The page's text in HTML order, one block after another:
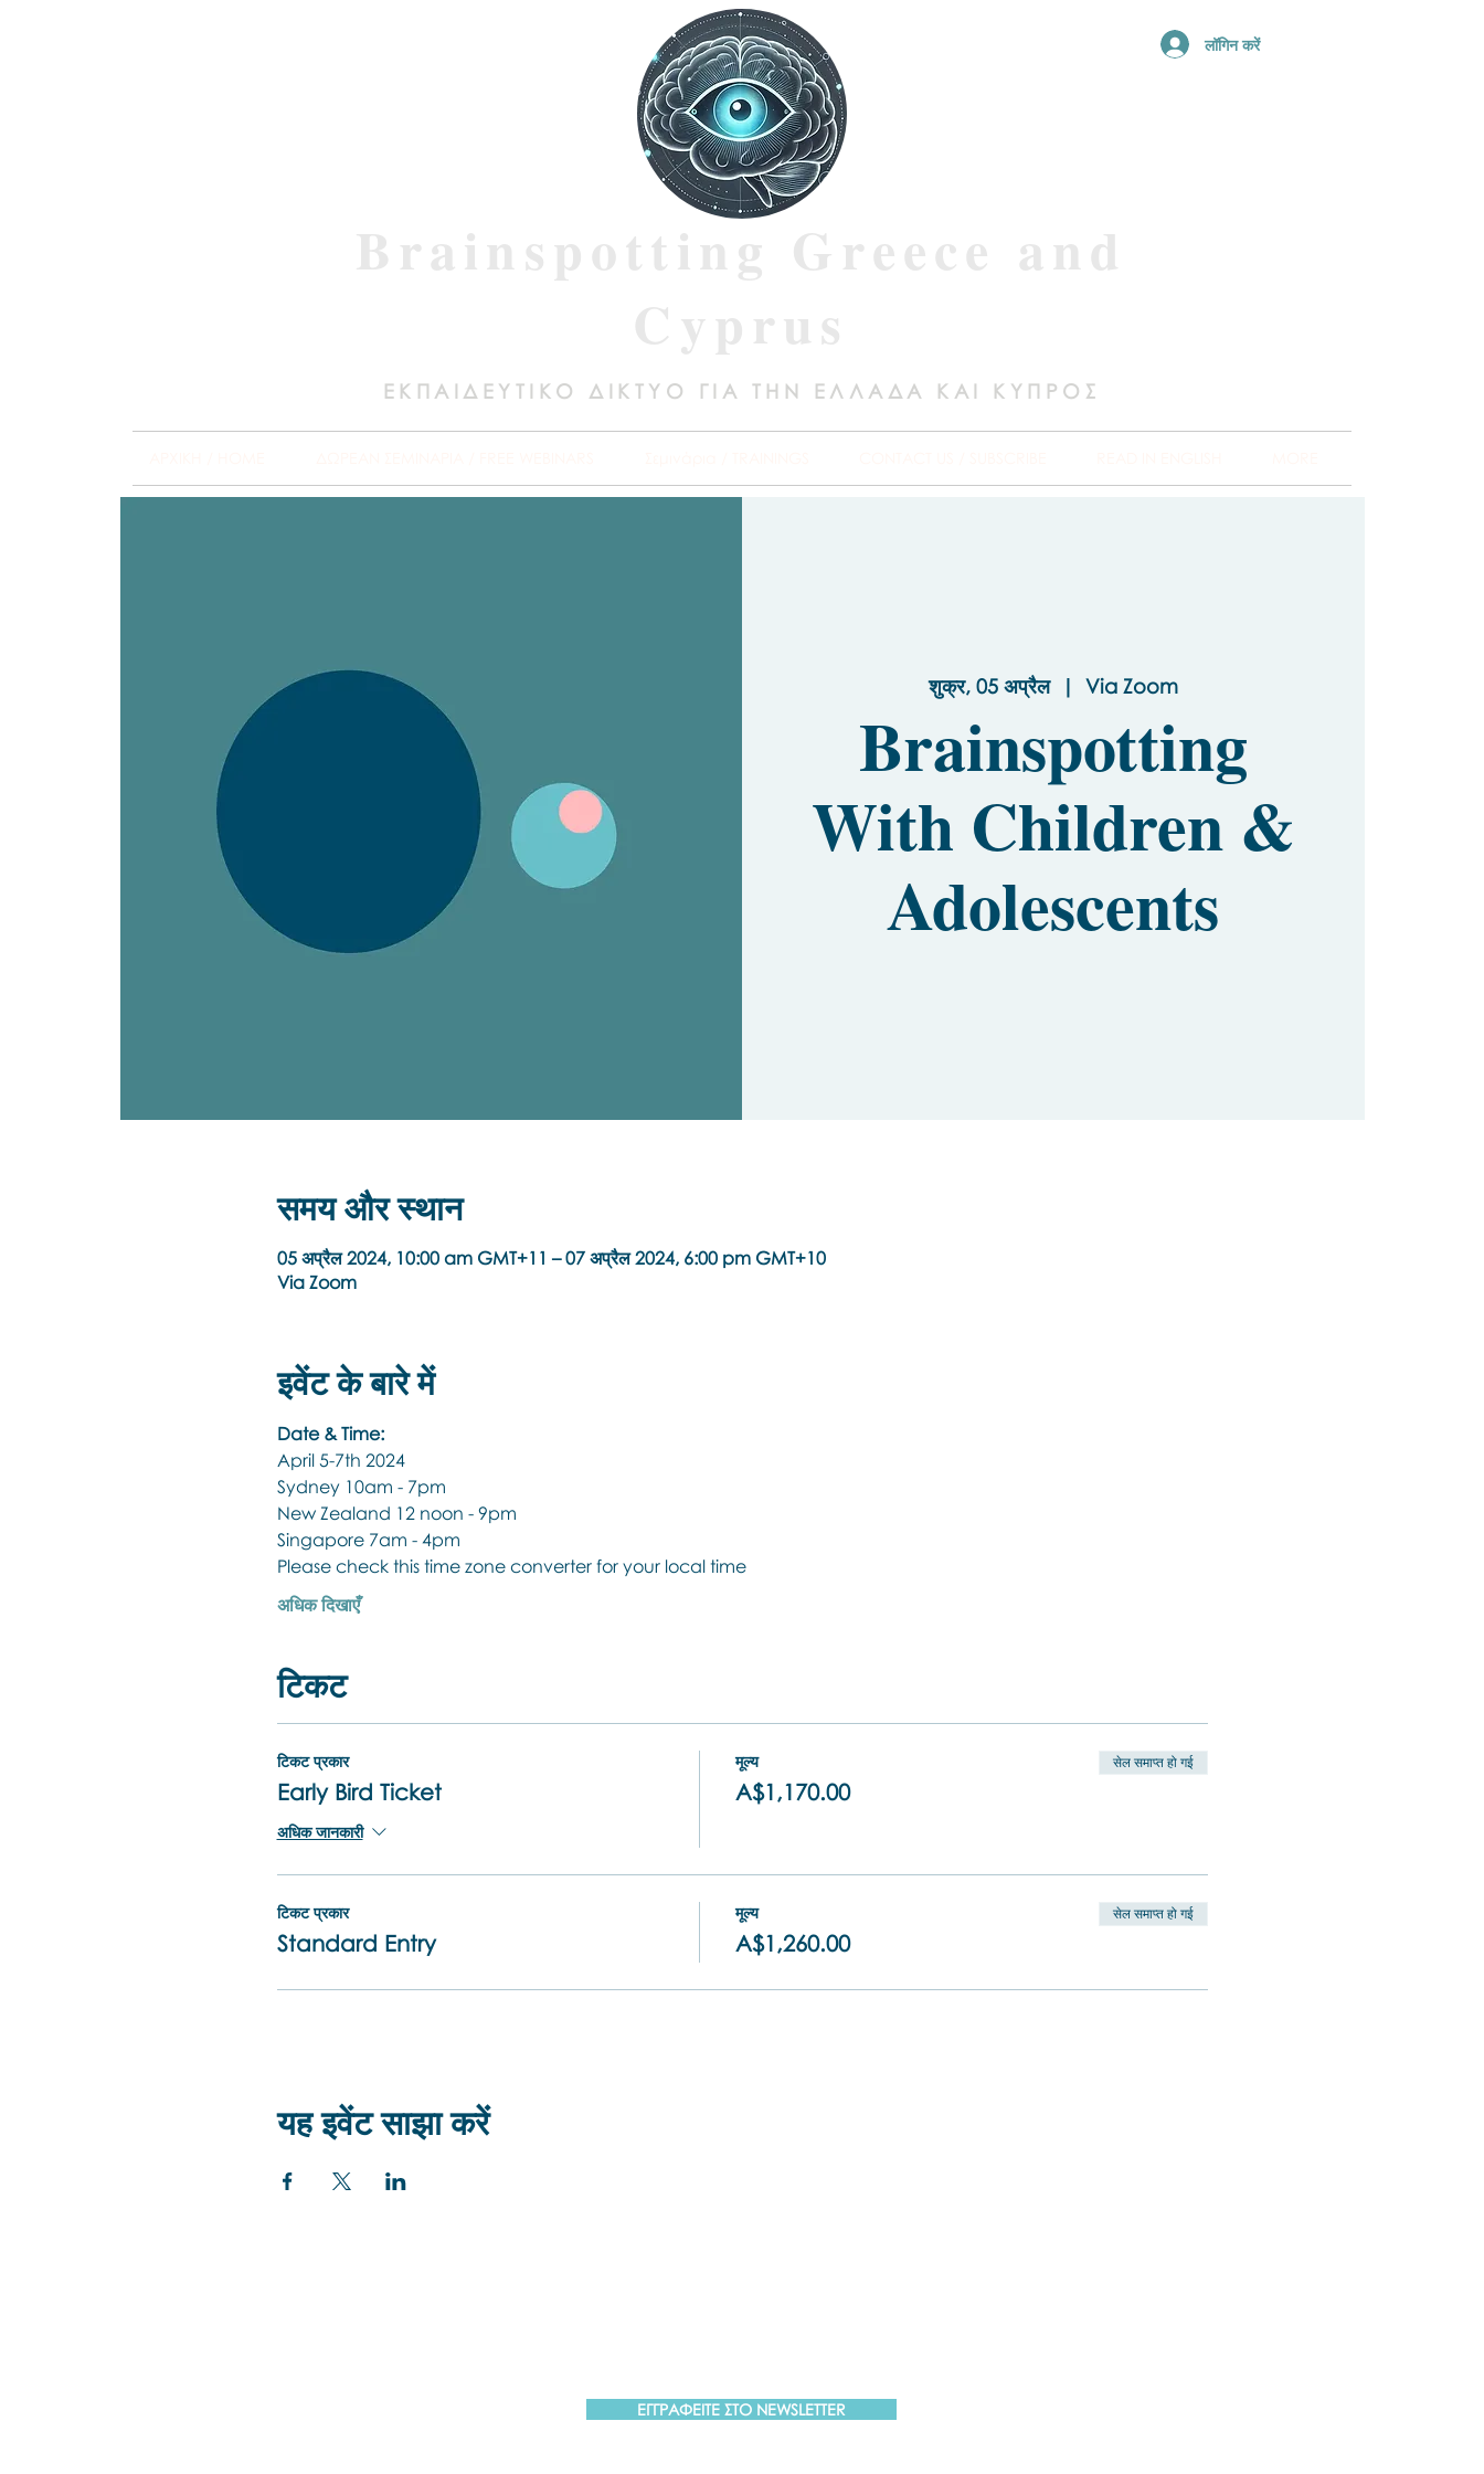
लॉगिन करें
ΕΚΠΑΙΔΕΥΤΙΚΟ ΔΙΚΤΥΟ ΓΙΑ ΤΗΝ ΕΛΛΑΔΑ ΚΑΙ ΚΥΠΡΟΣ
शुक्र, 05 अप्रैल
  |
Via Zoom
Brainspotting
With Children &
Adolescents
समय और स्थान
05 अप्रैल 2024, 10:00 am GMT+11 – 07 अप्रैल 2024, 6:00 pm GMT+10
Via Zoom
इवेंट के बारे में
Date & Time:
April 5-7th 2024
Sydney 10am - 7pm
New Zealand 12 noon - 9pm
Singapore 7am - 4pm
Please check this time zone converter for your local time
अधिक दिखाएँ
टिकट
टिकट प्रकार
Early Bird Ticket
अधिक जानकारी
मूल्य
A$1,170.00
सेल समाप्त हो गई
टिकट प्रकार
Standard Entry
मूल्य
A$1,260.00
सेल समाप्त हो गई
यह इवेंट साझा करें
ΕΓΓΡΑΦΕΙΤΕ ΣΤΟ NEWSLETTER